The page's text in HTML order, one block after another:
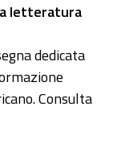
letteratura
dedicata
Consulta